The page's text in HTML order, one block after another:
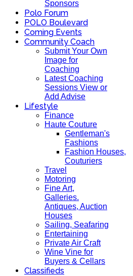
Sponsors
Polo Forum
POLO Boulevard
Coming Events
Community Coach
Submit Your Own
Image for
Coaching
Latest Coaching
Sessions View or
Add Advise
Lifestyle
Finance
Haute Couture
Gentleman's
Fashions
Fashion Houses,
Couturiers
Travel
Motoring
Fine Art,
Galleries.
Antiques, Auction
Houses
Sailing, Seafaring
Entertaining
Private Air Craft
Wine Vine for
Buyers & Cellars
Classifieds